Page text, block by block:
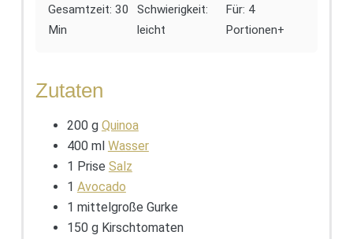
Gesamtzeit: 30
Min
Schwierigkeit:
leicht
Für: 4
Portionen+
Zutaten
200 g Quinoa
400 ml Wasser
1 Prise Salz
1 Avocado
1 mittelgroße Gurke
150 g Kirschtomaten